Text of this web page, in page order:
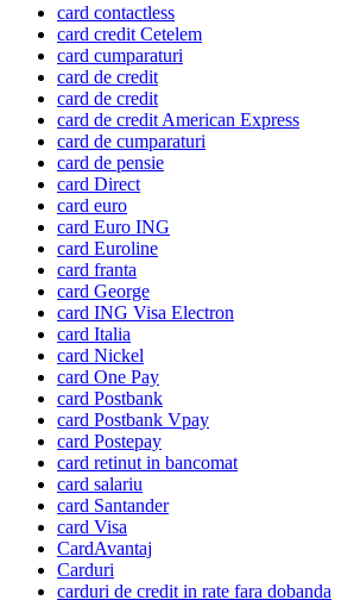
card contactless
card credit Cetelem
card cumparaturi
card de credit
card de credit
card de credit American Express
card de cumparaturi
card de pensie
card Direct
card euro
card Euro ING
card Euroline
card franta
card George
card ING Visa Electron
card Italia
card Nickel
card One Pay
card Postbank
card Postbank Vpay
card Postepay
card retinut in bancomat
card salariu
card Santander
card Visa
CardAvantaj
Carduri
carduri de credit in rate fara dobanda